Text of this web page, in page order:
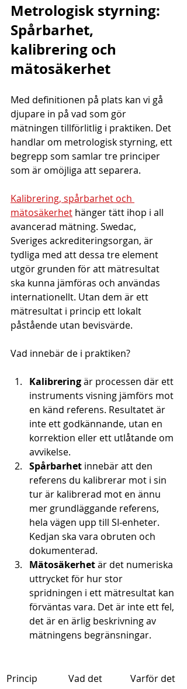
Metrologisk styrning:
Spårbarhet,
kalibrering och
mätosäkerhet
Med definitionen på plats kan vi gå
djupare in på vad som gör
mätningen tillförlitlig i praktiken. Det
handlar om metrologisk styrning, ett
begrepp som samlar tre principer
som är omöjliga att separera.
Kalibrering, spårbarhet och
mätosäkerhet hänger tätt ihop i all
avancerad mätning. Swedac,
Sveriges ackrediteringsorgan, är
tydliga med att dessa tre element
utgör grunden för att mätresultat
ska kunna jämföras och användas
internationellt. Utan dem är ett
mätresultat i princip ett lokalt
påstående utan bevisvärde.
Vad innebär de i praktiken?
Kalibrering är processen där ett
instruments visning jämförs mot
en känd referens. Resultatet är
inte ett godkännande, utan en
korrektion eller ett utlåtande om
avvikelse.
Spårbarhet innebär att den
referens du kalibrerar mot i sin
tur är kalibrerad mot en ännu
mer grundläggande referens,
hela vägen upp till SI-enheter.
Kedjan ska vara obruten och
dokumenterad.
Mätosäkerhet är det numeriska
uttrycket för hur stor
spridningen i ett mätresultat kan
förväntas vara. Det är inte ett fel,
det är en ärlig beskrivning av
mätningens begränsningar.
Princip
Vad det
Varför det